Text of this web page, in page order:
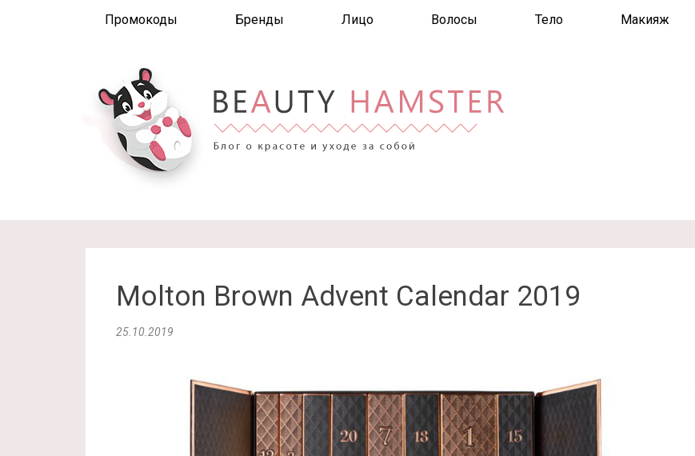
Промокоды Бренды Лицо Волосы Тело Макияж
Molton Brown Advent Calendar 2019
25.10.2019